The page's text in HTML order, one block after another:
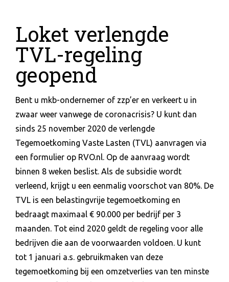
Loket verlengde
TVL-regeling
geopend
Bent u mkb-ondernemer of zzp’er en verkeert u in
zwaar weer vanwege de coronacrisis? U kunt dan
sinds 25 november 2020 de verlengde
Tegemoetkoming Vaste Lasten (TVL) aanvragen via
een formulier op RVO.nl. Op de aanvraag wordt
binnen 8 weken beslist. Als de subsidie wordt
verleend, krijgt u een eenmalig voorschot van 80%. De
TVL is een belastingvrije tegemoetkoming en
bedraagt maximaal € 90.000 per bedrijf per 3
maanden. Tot eind 2020 geldt de regeling voor alle
bedrijven die aan de voorwaarden voldoen. U kunt
tot 1 januari a.s. gebruikmaken van deze
tegemoetkoming bij een omzetverlies van ten minste